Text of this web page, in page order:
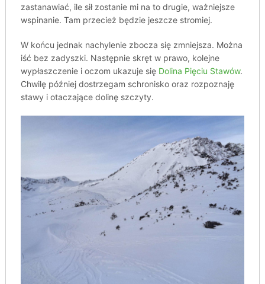
zastanawiać, ile sił zostanie mi na to drugie, ważniejsze
wspinanie. Tam przecież będzie jeszcze stromiej.
W końcu jednak nachylenie zbocza się zmniejsza. Można
iść bez zadyszki. Następnie skręt w prawo, kolejne
wypłaszczenie i oczom ukazuje się Dolina Pięciu Stawów.
Chwilę później dostrzegam schronisko oraz rozpoznaję
stawy i otaczające dolinę szczyty.